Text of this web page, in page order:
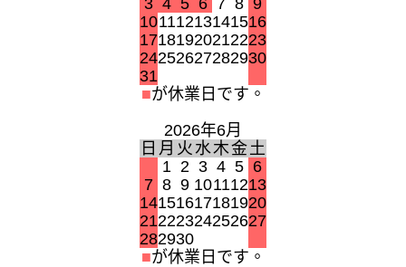
10111213141516
17181920212223
24252627282930
31
■が休業日です。
2026年6月
日 月 火 水木金 土
1 2 3 4 5 6
7 8 9 10111213
14151617181920
21222324252627
282930
■が休業日です。